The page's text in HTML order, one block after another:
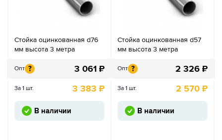
Стойка оцинкованная d76
мм высота 3 метра
Опт ? 3 061 ₽
За 1 шт. 3 383 ₽
В наличии
Стойка оцинкованная d57
мм высота 3 метра
Опт ? 2 326 ₽
За 1 шт. 2 570 ₽
В наличии